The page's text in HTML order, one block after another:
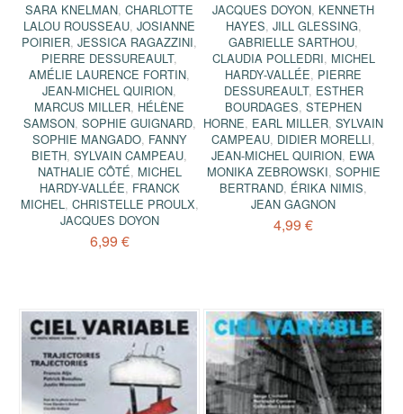
SARA KNELMAN,CHARLOTTE
LALOU ROUSSEAU,JOSIANNE
POIRIER,JESSICA RAGAZZINI,
PIERRE DESSUREAULT,
AMÉLIE LAURENCE FORTIN,
JEAN-MICHEL QUIRION,
MARCUS MILLER, HÉLÈNE
SAMSON, SOPHIE GUIGNARD,
SOPHIE MANGADO, FANNY
BIETH,SYLVAIN CAMPEAU,
NATHALIE CÔTÉ, MICHEL
HARDY-VALLÉE, FRANCK
MICHEL, CHRISTELLE PROULX,
JACQUES DOYON
6,99 €
JACQUES DOYON, KENNETH
HAYES, JILL GLESSING,
GABRIELLE SARTHOU,
CLAUDIA POLLEDRI, MICHEL
HARDY-VALLÉE, PIERRE
DESSUREAULT, ESTHER
BOURDAGES,STEPHEN
HORNE, EARL MILLER,SYLVAIN
CAMPEAU, DIDIER MORELLI,
JEAN-MICHEL QUIRION, EWA
MONIKA ZEBROWSKI, SOPHIE
BERTRAND, ÉRIKA NIMIS,
JEAN GAGNON
4,99 €